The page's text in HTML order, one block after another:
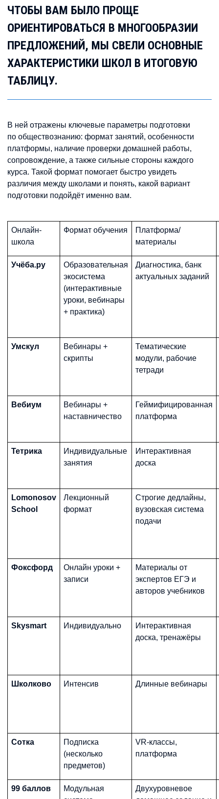
ЧТОБЫ ВАМ БЫЛО ПРОЩЕ
ОРИЕНТИРОВАТЬСЯ В МНОГООБРАЗИИ
ПРЕДЛОЖЕНИЙ, МЫ СВЕЛИ ОСНОВНЫЕ
ХАРАКТЕРИСТИКИ ШКОЛ В ИТОГОВУЮ
ТАБЛИЦУ.
В ней отражены ключевые параметры подготовки
по обществознанию: формат занятий, особенности
платформы, наличие проверки домашней работы,
сопровождение, а также сильные стороны каждого
курса. Такой формат помогает быстро увидеть
различия между школами и понять, какой вариант
подготовки подойдёт именно вам.
Онлайн-
школа
Формат обучения
Платформа/
материалы
Учёба.ру
Образовательная
экосистема
(интерактивные
уроки, вебинары
+ практика)
Диагностика, банк
актуальных заданий
Умскул
Вебинары +
скрипты
Тематические
модули, рабочие
тетради
Вебиум
Вебинары +
наставничество
Геймифицированная
платформа
Тетрика
Индивидуальные
занятия
Интерактивная
доска
Lomonosov
School
Лекционный
формат
Строгие дедлайны,
вузовская система
подачи
Фоксфорд
Онлайн уроки +
записи
Материалы от
экспертов ЕГЭ и
авторов учебников
Skysmart Индивидуально
Интерактивная
доска, тренажёры
Школково Интенсив Длинные вебинары
Сотка
Подписка
(несколько
предметов)
VR-классы,
платформа
99 баллов
Модульная
Двухуровневое